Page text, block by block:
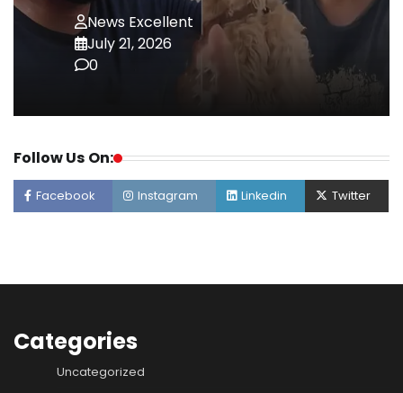
News Excellent
July 21, 2026
0
Follow Us On:
Facebook Instagram Linkedin Twitter
Categories
Uncategorized